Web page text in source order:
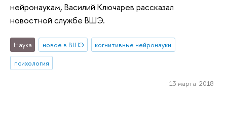
нейронаукам, Василий Ключарев рассказал
новостной службе ВШЭ.
Наука новое в ВШЭ
когнитивные нейронауки
психология
13 марта 2018